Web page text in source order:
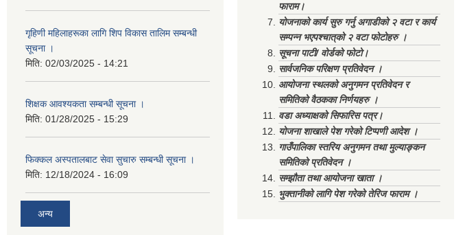
गृहिणी महिलाहरूका लागि शिप विकास तालिम सम्बन्धी
सूचना ‌।
मिति: 02/03/2025 - 14:21
शिक्षक आवश्यकता सम्बन्धी सूचना ।
मिति: 01/28/2025 - 15:29
फिक्कल अस्पतालबाट सेवा सुचारु सम्बन्धी सूचना ।
मिति: 12/18/2024 - 16:09
अन्य
फाराम।
योजनाको कार्य सुरु गर्नु अगाडीको २ वटा र कार्य
सम्पन्न भएपश्चात्‌को २ वटा फोटोहरु ।
सूचना पाटी/ वोर्डको फोटो।
सार्वजनिक परिक्षण प्रतिवेदन ।
आयोजना स्थलको अनुगमन प्रतिवेदन र
समितिको वैठकका निर्णयहरु ।
वडा अध्याक्षको सिफारिस पत्र।
योजना शाखाले पेश गरेको टिप्पणी आदेश ।
गाउँपालिका स्तरिय अनुगमन तथा मुल्याङ्कन
समितिको प्रतिवेदन ।
सम्झौता तथा आयोजना खाता ।
भुक्तानीको लागि पेश गरेको तेरिज फाराम ।